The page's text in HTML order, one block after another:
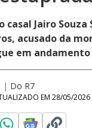
Jairo Souza
acusado da
em
| Do R7
EM 28/05/2026